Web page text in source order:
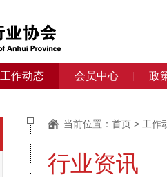
工作动态 会员中心 政
当前位置： 首页 > 工作
行业资讯